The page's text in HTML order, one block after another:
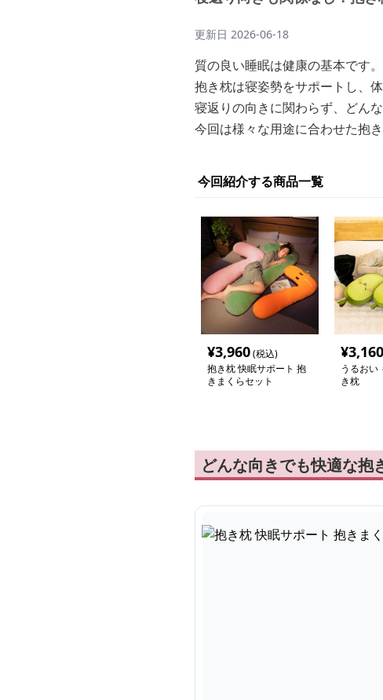
更新日 2026-06-18
質の良い睡眠は健康の基本です。
抱き枕は寝姿勢をサポートし、
寝返りの向きに関わらず、どん
今回は様々な用途に合わせた抱
今回紹介する商品一覧
¥3,960(税込)
抱き枕 快眠サポート 抱
きまくらセット
¥3,160
うるおい
き枕
どんな向きでも快適な抱